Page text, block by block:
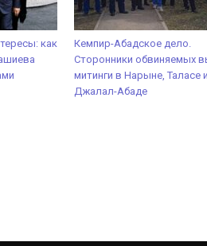
как
Кемпир-Абадское дело.
Сторонники обвиняемых
митинги в Нарыне, Таласе и
Джалал-Абаде